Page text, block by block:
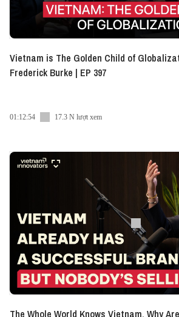
#vietnam_innovators #VI #VNI_ENG_S6_47
#wendelbo #wendelbovietnam
Vietnam is The Golden Child of
Frederick Burke | EP 397
01:12:54 17.3 N lượt xem
The Whole World Knows Vietnam. Why